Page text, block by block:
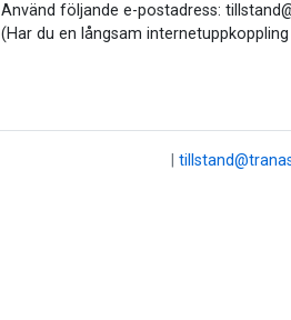
Använd följande e-postadress:
(Har du en långsam